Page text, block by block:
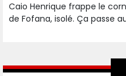
Caio Henrique frappe le
de Fofana, isolé. Ça passe